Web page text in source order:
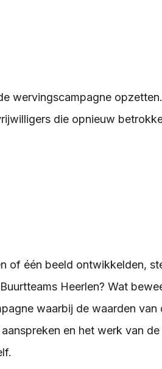
wervingscampagne
die opnieuw
of één beeld ontwikkelden,
Heerlen? Wat
waarbij de waarden van
en het werk van